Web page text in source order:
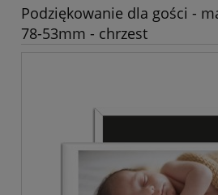
Podziękowanie dla gości -
78-53mm - chrzest